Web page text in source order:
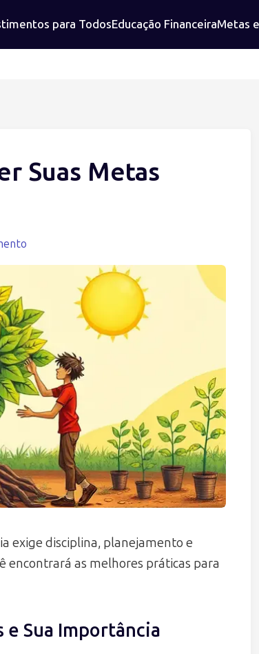
para TodosEducação FinanceiraMetas
Suas Metas
exige disciplina, planejamento e
encontrará as melhores práticas para
Sua Importância